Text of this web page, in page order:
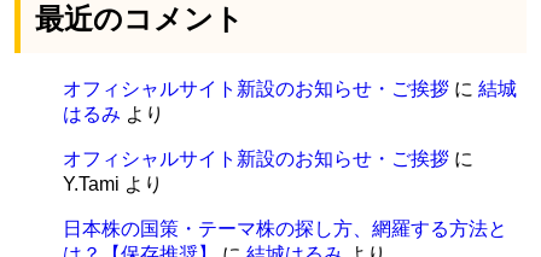
最近のコメント
オフィシャルサイト新設のお知らせ・ご挨拶 に結城
はるみ より
オフィシャルサイト新設のお知らせ・ご挨拶 に
Y.Tami より
日本株の国策・テーマ株の探し方、網羅する方法と